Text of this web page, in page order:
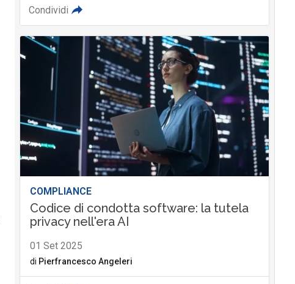
Condividi
COMPLIANCE
Codice di condotta software: la tutela
privacy nell'era AI
01 Set 2025
di Pierfrancesco Angeleri